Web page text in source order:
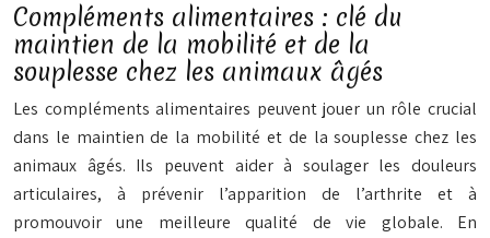
Compléments alimentaires : clé du
maintien de la mobilité et de la
souplesse chez les animaux âgés
Les compléments alimentaires peuvent jouer un rôle crucial
dans le maintien de la mobilité et de la souplesse chez les
animaux âgés. Ils peuvent aider à soulager les douleurs
articulaires, à prévenir l’apparition de l’arthrite et à
promouvoir une meilleure qualité de vie globale. En